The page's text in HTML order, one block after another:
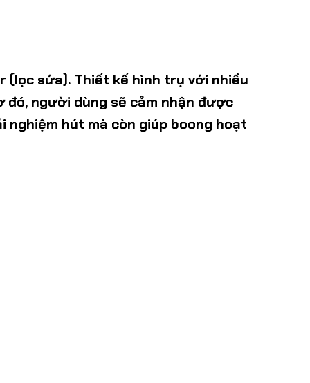
(lọc sứa). Thiết kế hình trụ với nhiều
đó, người dùng sẽ cảm nhận được
hút mà còn giúp boong hoạt